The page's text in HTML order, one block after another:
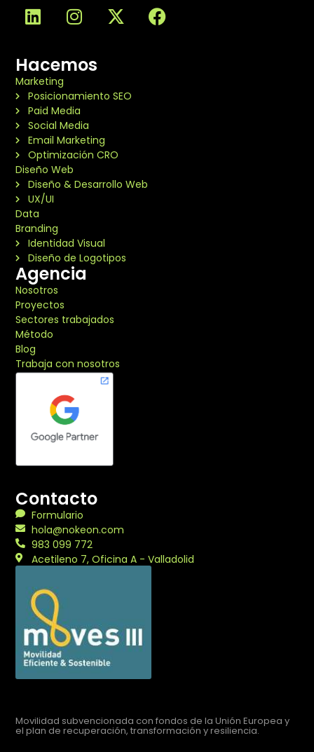
Hacemos
Marketing
Posicionamiento SEO
Paid Media
Social Media
Email Marketing
Optimización CRO
Diseño Web
Diseño & Desarrollo Web
UX/UI
Data
Branding
Identidad Visual
Diseño de Logotipos
Agencia
Nosotros
Proyectos
Sectores trabajados
Método
Blog
Trabaja con nosotros
Contacto
Formulario
hola@nokeon.com
983 099 772
Acetileno 7, Oficina A - Valladolid
Movilidad subvencionada con fondos de la Unión Europea y
el plan de recuperación, transformación y resiliencia.